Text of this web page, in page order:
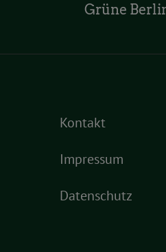
Grüne
Kontakt
Impressum
Datenschutz